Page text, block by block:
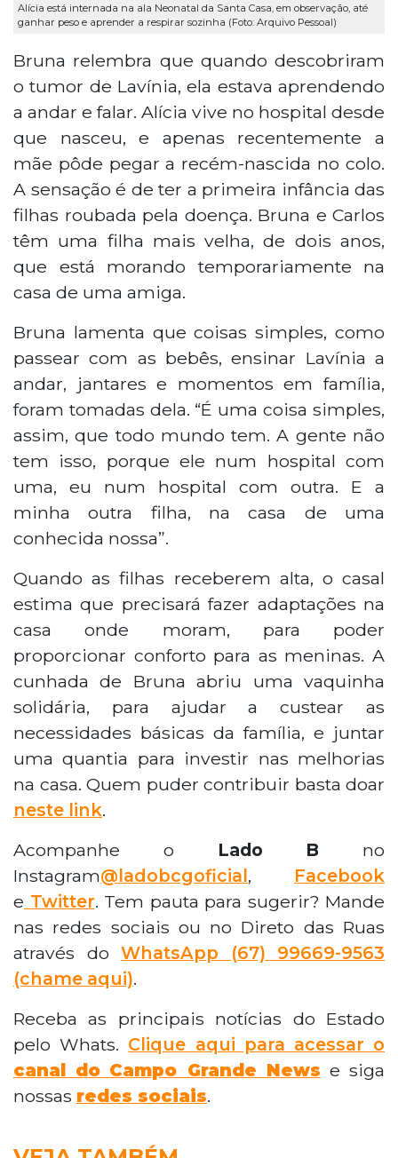
Alícia está internada na ala Neonatal da Santa Casa, em observação, até
ganhar peso e aprender a respirar sozinha (Foto: Arquivo Pessoal)
Bruna relembra que quando descobriram
o tumor de Lavínia, ela estava aprendendo
a andar e falar. Alícia vive no hospital desde
que nasceu, e apenas recentemente a
mãe pôde pegar a recém-nascida no colo.
A sensação é de ter a primeira infância das
filhas roubada pela doença. Bruna e Carlos
têm uma filha mais velha, de dois anos,
que está morando temporariamente na
casa de uma amiga.
Bruna lamenta que coisas simples, como
passear com as bebês, ensinar Lavínia a
andar, jantares e momentos em família,
foram tomadas dela. “É uma coisa simples,
assim, que todo mundo tem. A gente não
tem isso, porque ele num hospital com
uma, eu num hospital com outra. E a
minha outra filha, na casa de uma
conhecida nossa”.
Quando as filhas receberem alta, o casal
estima que precisará fazer adaptações na
casa onde moram, para poder
proporcionar conforto para as meninas. A
cunhada de Bruna abriu uma vaquinha
solidária, para ajudar a custear as
necessidades básicas da família, e juntar
uma quantia para investir nas melhorias
na casa. Quem puder contribuir basta doar
neste link.
Acompanhe o Lado B no
Instagram@ladobcgoficial, Facebook
e Twitter. Tem pauta para sugerir? Mande
nas redes sociais ou no Direto das Ruas
através do WhatsApp (67) 99669-9563
(chame aqui).
Receba as principais notícias do Estado
pelo Whats. Clique aqui para acessar o
canal do Campo Grande News e siga
nossas redes sociais.